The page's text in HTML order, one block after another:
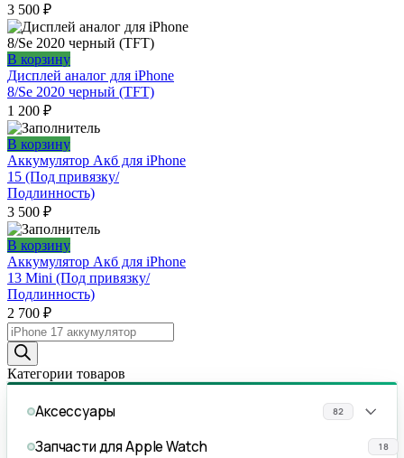
3 500 ₽
В корзину
Дисплей аналог для iPhone
8/Se 2020 черный (TFT)
1 200 ₽
В корзину
Аккумулятор Акб для iPhone
15 (Под привязку/
Подлинность)
3 500 ₽
В корзину
Аккумулятор Акб для iPhone
13 Mini (Под привязку/
Подлинность)
2 700 ₽
Поиск
товаров
Категории товаров
Аксессуары 82
Запчасти для Apple Watch 18